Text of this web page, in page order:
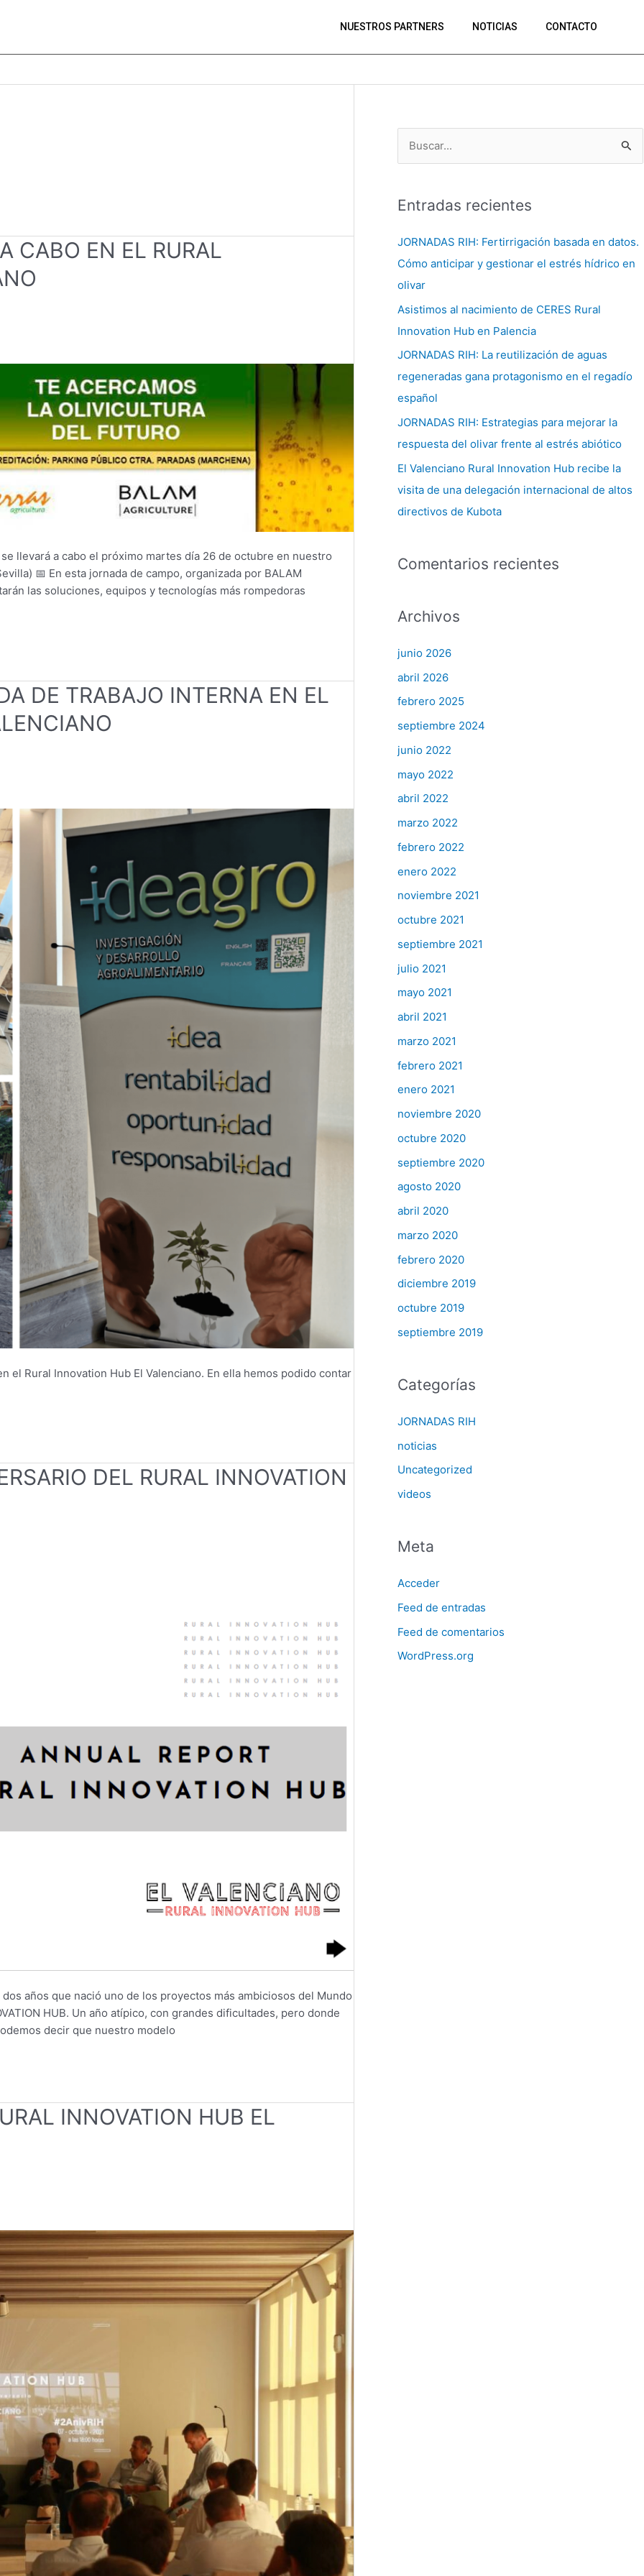
NUESTROS PARTNERS NOTICIAS CONTACTO
CABO EN EL RURAL
llevará a cabo el próximo martes día 26 de octubre en nuestro
📅 En esta jornada de campo, organizada por BALAM
las soluciones, equipos y tecnologías más rompedoras
DE TRABAJO INTERNA EN EL
Rural Innovation Hub El Valenciano. En ella hemos podido contar
DEL RURAL INNOVATION
años que nació uno de los proyectos más ambiciosos del Mundo
HUB. Un año atípico, con grandes dificultades, pero donde
decir que nuestro modelo
INNOVATION HUB EL
c
a
r
Entradas recientes
JORNADAS RIH: Fertirrigación basada en datos.
Cómo anticipar y gestionar el estrés hídrico en
olivar
Asistimos al nacimiento de CERES Rural
Innovation Hub en Palencia
JORNADAS RIH: La reutilización de aguas
regeneradas gana protagonismo en el regadío
español
JORNADAS RIH: Estrategias para mejorar la
respuesta del olivar frente al estrés abiótico
El Valenciano Rural Innovation Hub recibe la
visita de una delegación internacional de altos
directivos de Kubota
Comentarios recientes
Archivos
junio 2026
abril 2026
febrero 2025
septiembre 2024
junio 2022
mayo 2022
abril 2022
marzo 2022
febrero 2022
enero 2022
noviembre 2021
octubre 2021
septiembre 2021
julio 2021
mayo 2021
abril 2021
marzo 2021
febrero 2021
enero 2021
noviembre 2020
octubre 2020
septiembre 2020
agosto 2020
abril 2020
marzo 2020
febrero 2020
diciembre 2019
octubre 2019
septiembre 2019
Categorías
JORNADAS RIH
noticias
Uncategorized
videos
Meta
Acceder
Feed de entradas
Feed de comentarios
WordPress.org